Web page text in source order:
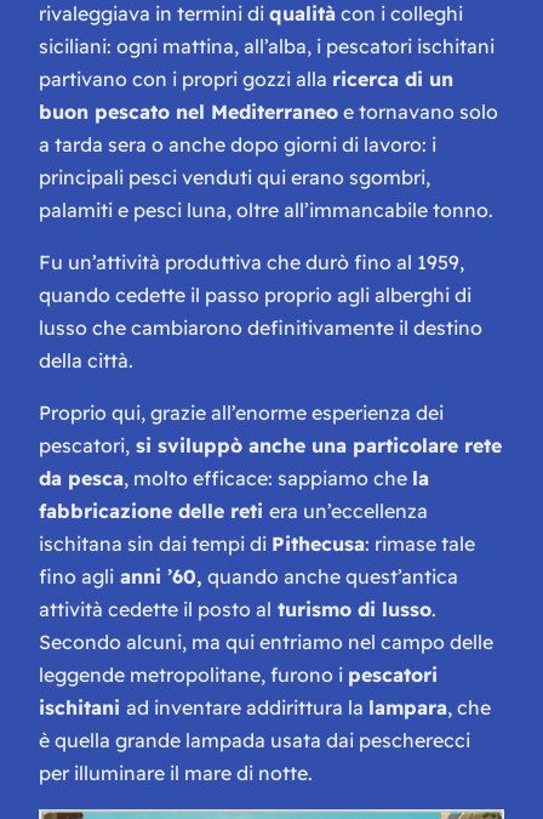
rivaleggiava in termini di qualità con i colleghi
siciliani: ogni mattina, all’alba, i pescatori ischitani
partivano con i propri gozzi alla ricerca di un
buon pescato nel Mediterraneo e tornavano solo
a tarda sera o anche dopo giorni di lavoro: i
principali pesci venduti qui erano sgombri,
palamiti e pesci luna, oltre all’immancabile tonno.
Fu un’attività produttiva che durò fino al 1959,
quando cedette il passo proprio agli alberghi di
lusso che cambiarono definitivamente il destino
della città.
Proprio qui, grazie all’enorme esperienza dei
pescatori, si sviluppò anche una particolare rete
da pesca, molto efficace: sappiamo che la
fabbricazione delle reti era un’eccellenza
ischitana sin dai tempi di Pithecusa: rimase tale
fino agli anni ’60, quando anche quest’antica
attività cedette il posto al turismo di lusso.
Secondo alcuni, ma qui entriamo nel campo delle
leggende metropolitane, furono i pescatori
ischitani ad inventare addirittura la lampara, che
è quella grande lampada usata dai pescherecci
per illuminare il mare di notte.